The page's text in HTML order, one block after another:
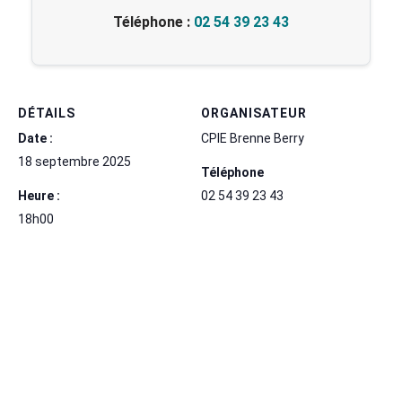
Téléphone : 02 54 39 23 43
DÉTAILS
Date :
18 septembre 2025
Heure :
18h00
ORGANISATEUR
CPIE Brenne Berry
Téléphone
02 54 39 23 43